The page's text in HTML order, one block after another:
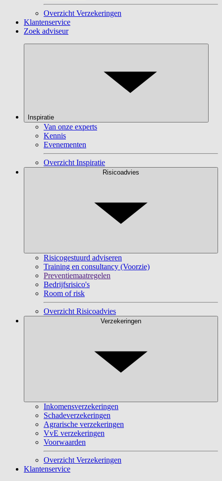
Overzicht Verzekeringen
Klantenservice
Zoek adviseur
Inspiratie
Van onze experts
Kennis
Evenementen
Overzicht Inspiratie
Risicoadvies
Risicogestuurd adviseren
Training en consultancy (Voorzie)
Preventiemaatregelen
Bedrijfsrisico's
Room of risk
Overzicht Risicoadvies
Verzekeringen
Inkomensverzekeringen
Schadeverzekeringen
Agrarische verzekeringen
VvE verzekeringen
Voorwaarden
Overzicht Verzekeringen
Klantenservice